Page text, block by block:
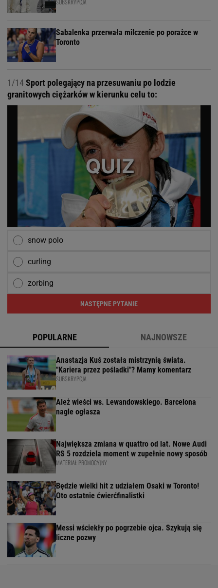
SUBSKRYPCJA
Sabalenka przerwała milczenie po porażce w
Toronto
1/14Sport polegający na przesuwaniu po lodzie
granitowych ciężarków w kierunku celu to:
snow polo
curling
zorbing
NASTĘPNE PYTANIE
POPULARNE NAJNOWSZE
Anastazja Kuś została mistrzynią świata.
"Kariera przez pośladki"? Mamy komentarz
SUBSKRYPCJA
Ależ wieści ws. Lewandowskiego. Barcelona
nagle ogłasza
Największa zmiana w quattro od lat. Nowe Audi
RS 5 rozdziela moment w zupełnie nowy sposób
MATERIAŁ PROMOCYJNY
Będzie wielki hit z udziałem Osaki w Toronto!
Oto ostatnie ćwierćfinalistki
Messi wściekły po pogrzebie ojca. Szykują się
liczne pozwy